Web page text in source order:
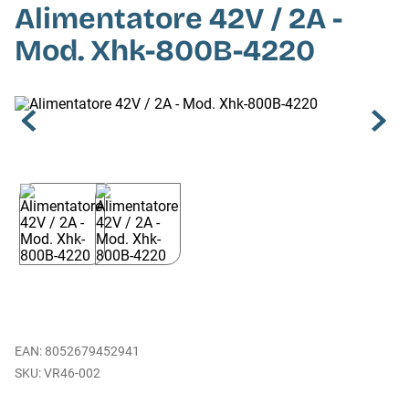
Alimentatore 42V / 2A -
Mod. Xhk-800B-4220
EAN: 8052679452941
VR46-002